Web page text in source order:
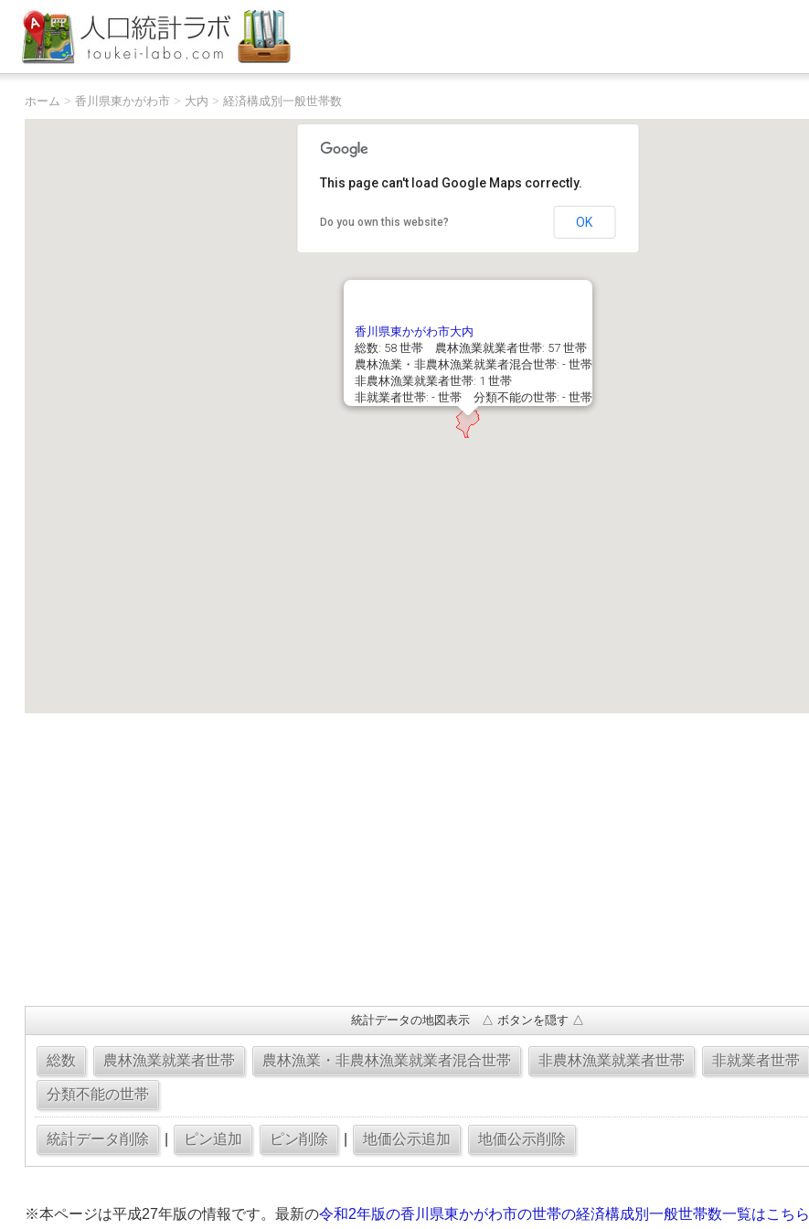
ホーム > 香川県東かがわ市> 大内 > 経済構成別一般世帯数
香川県東かがわ市大内
総数: 58 世帯 農林漁業就業者世帯: 57 世帯
農林漁業・非農林漁業就業者混合世帯: - 世帯
非農林漁業就業者世帯: 1 世帯
非就業者世帯: - 世帯 分類不能の世帯: - 世帯
This page can't load Google Maps correctly.
Do you own this website? OK
統計データの地図表示 △ ボタンを隠す △
※本ページは平成27年版の情報です。最新の令和2年版の香川県東かがわ市の世帯の経済構成別一般世帯数一覧はこちら